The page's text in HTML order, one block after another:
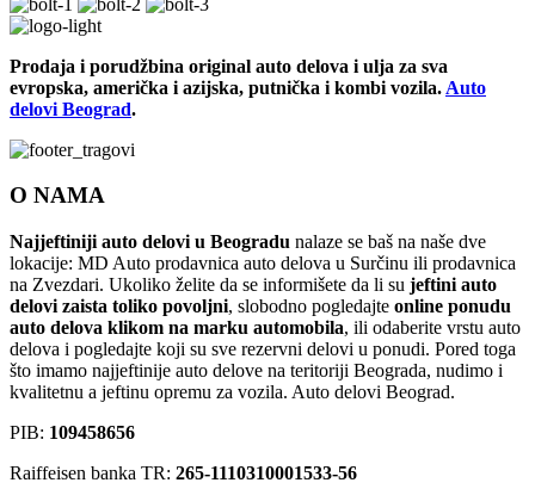
Prodaja i porudžbina original auto delova i ulja za sva
evropska, američka i azijska, putnička i kombi vozila. Auto
delovi Beograd.
O NAMA
Najjeftiniji auto delovi u Beogradu nalaze se baš na naše dve
lokacije: MD Auto prodavnica auto delova u Surčinu ili prodavnica
na Zvezdari. Ukoliko želite da se informišete da li su jeftini auto
delovi zaista toliko povoljni, slobodno pogledajte online ponudu
auto delova klikom na marku automobila, ili odaberite vrstu auto
delova i pogledajte koji su sve rezervni delovi u ponudi. Pored toga
što imamo najjeftinije auto delove na teritoriji Beograda, nudimo i
kvalitetnu a jeftinu opremu za vozila. Auto delovi Beograd.
PIB: 109458656
Raiffeisen banka TR: 265-1110310001533-56